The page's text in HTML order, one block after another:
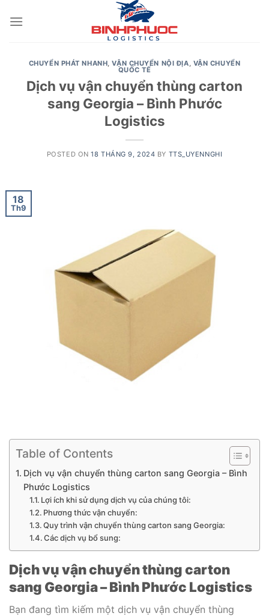
CHUYỂN PHÁT NHANH,VẬN CHUYỂN NỘI ĐỊA, VẬN CHUYỂN
QUỐC TẾ
Dịch vụ vận chuyển thùng carton
sang Georgia – Bình Phước
Logistics
POSTED ON18 THÁNG 9, 2024 BY TTS_UYENNGHI
18
Th9
Table of Contents
Dịch vụ vận chuyển thùng carton sang Georgia – Bình
Phước Logistics
Lợi ích khi sử dụng dịch vụ của chúng tôi:
Phương thức vận chuyển:
Quy trình vận chuyển thùng carton sang Georgia:
Các dịch vụ bổ sung:
Dịch vụ vận chuyển thùng carton
sang Georgia – Bình Phước Logistics
Bạn đang tìm kiếm một dịch vụ vận chuyển thùng